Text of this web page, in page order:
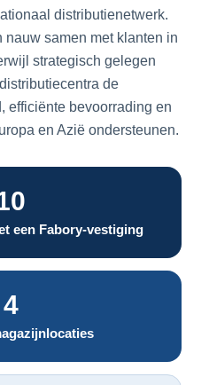
distributienetwerk.
samen met klanten in
strategisch gelegen
de
efficiënte bevoorrading en
en Azië ondersteunen.
een Fabory-vestiging
4